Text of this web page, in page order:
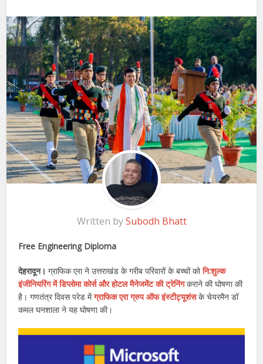
Written bySubodh Bhatt
Free Engineering Diploma
देहरादून। ग्राफिक एरा ने उत्तराखंड के गरीब परिवारों के बच्चों कोनि:शुल्क
इंजीनियरिंग में डिप्लोमा कोर्स और होटल मैनेजमेंट की ट्रेनिंगकराने की घोषणा की
है। गणतंत्र दिवस परेड मेंग्राफिक एरा ग्रुप ऑफ इंस्टीट्यूशंसके चेयरमैन डॉ
कमल घनशाला ने यह घोषणा की।